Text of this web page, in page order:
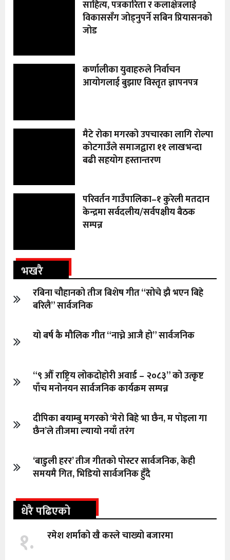
साहित्य, पत्रकारिता र कलाक्षेत्रलाई
विकाससँग जोड्नुपर्ने सबिन प्रियासनको
जोड
कर्णालीका युवाहरुले निर्वाचन
आयोगलाई बुझाए विस्तृत ज्ञापनपत्र
मैटे रोका मगरको उपचारका लागि रोल्पा
कोटगाउँले समाजद्वारा ११ लाखभन्दा
बढी सहयोग हस्तान्तरण
परिवर्तन गाउँपालिका–१ कुरेली मतदान
केन्द्रमा सर्वदलीय/सर्वपक्षीय बैठक
सम्पन्न
भखरै
रबिना चौहानको तीज बिशेष गीत “सोचे झै भएन बिहे
बरिलै” सार्वजनिक
यो बर्ष कै मौलिक गीत “नाच्ने आजै हो” सार्वजनिक
“९ औँ राष्ट्रिय लोकदोहोरी अवार्ड – २०८३” को उत्कृष्ट
पाँच मनोनयन सार्वजनिक कार्यक्रम सम्पन्न
दीपिका बयाम्बु मगरको ‘मेरो बिहे भा छैन, म पोइला गा
छैन’ले तीजमा ल्यायो नयाँ तरंग
‘बाडुली हरर’ तीज गीतको पोस्टर सार्वजनिक, केही
समयमै गित, भिडियो सार्वजनिक हुँदै
धेरै पढिएको
१. रमेश शर्माको खै कस्ले चाख्यो बजारमा